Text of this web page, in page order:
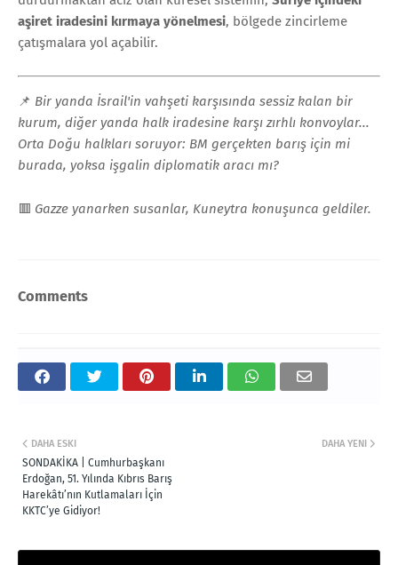
aşiret iradesini kırmaya yönelmesi, bölgede zincirleme
çatışmalara yol açabilir.
📌 Bir yanda İsrail'in vahşeti karşısında sessiz kalan bir
kurum, diğer yanda halk iradesine karşı zırhlı konvoylar...
Orta Doğu halkları soruyor: BM gerçekten barış için mi
burada, yoksa işgalin diplomatik aracı mı?
🟥 Gazze yanarken susanlar, Kuneytra konuşunca geldiler.
Comments
DAHA YENI
DAHA ESKI
SONDAKİKA | Cumhurbaşkanı
Erdoğan, 51. Yılında Kıbrıs Barış
Harekâtı’nın Kutlamaları İçin
KKTC’ye Gidiyor!